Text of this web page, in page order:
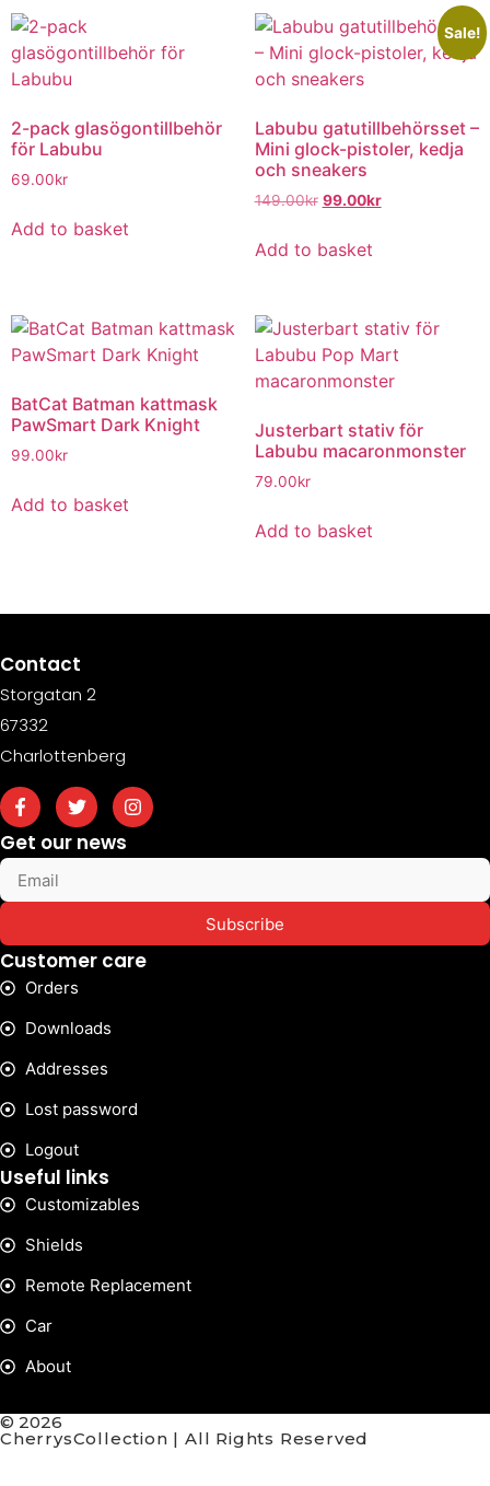
2-pack glasögontillbehör
för Labubu
69.00kr
Add to basket
Sale!
Labubu gatutillbehörsset –
Mini glock-pistoler, kedja
och sneakers
149.00kr 99.00kr
Add to basket
BatCat Batman kattmask
PawSmart Dark Knight
99.00kr
Add to basket
Justerbart stativ för
Labubu macaronmonster
79.00kr
Add to basket
Contact
Storgatan 2
67332
Charlottenberg
Get our news
Subscribe
Customer care
Orders
Downloads
Addresses
Lost password
Logout
Useful links
Customizables
Shields
Remote Replacement
Car
About
© 2026
CherrysCollection | All Rights Reserved